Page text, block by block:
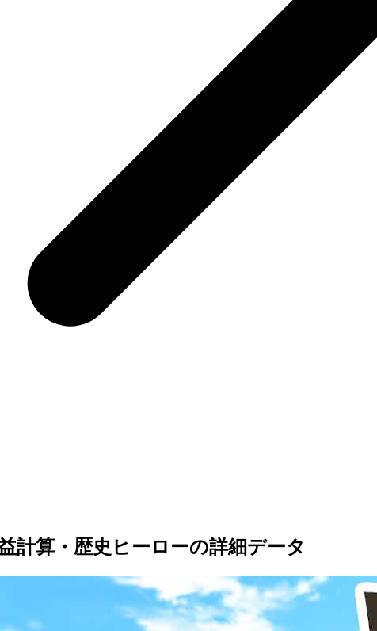
計算・歴史ヒーローの詳細データ